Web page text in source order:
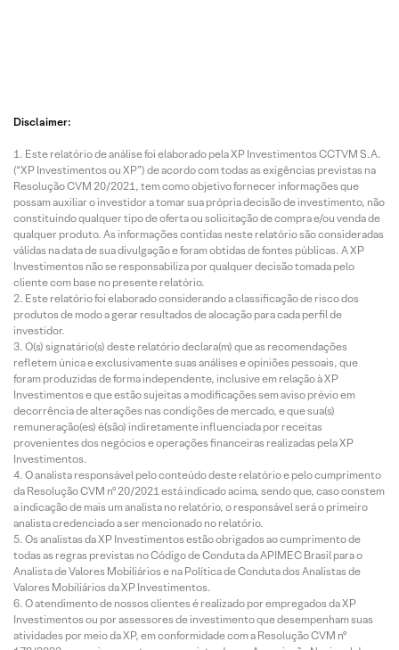
Disclaimer:
Este relatório de análise foi elaborado pela XP Investimentos CCTVM S.A.
(“XP Investimentos ou XP”) de acordo com todas as exigências previstas na
Resolução CVM 20/2021, tem como objetivo fornecer informações que
possam auxiliar o investidor a tomar sua própria decisão de investimento, não
constituindo qualquer tipo de oferta ou solicitação de compra e/ou venda de
qualquer produto. As informações contidas neste relatório são consideradas
válidas na data de sua divulgação e foram obtidas de fontes públicas. A XP
Investimentos não se responsabiliza por qualquer decisão tomada pelo
cliente com base no presente relatório.
Este relatório foi elaborado considerando a classificação de risco dos
produtos de modo a gerar resultados de alocação para cada perfil de
investidor.
O(s) signatário(s) deste relatório declara(m) que as recomendações
refletem única e exclusivamente suas análises e opiniões pessoais, que
foram produzidas de forma independente, inclusive em relação à XP
Investimentos e que estão sujeitas a modificações sem aviso prévio em
decorrência de alterações nas condições de mercado, e que sua(s)
remuneração(es) é(são) indiretamente influenciada por receitas
provenientes dos negócios e operações financeiras realizadas pela XP
Investimentos.
O analista responsável pelo conteúdo deste relatório e pelo cumprimento
da Resolução CVM nº 20/2021 está indicado acima, sendo que, caso constem
a indicação de mais um analista no relatório, o responsável será o primeiro
analista credenciado a ser mencionado no relatório.
Os analistas da XP Investimentos estão obrigados ao cumprimento de
todas as regras previstas no Código de Conduta da APIMEC Brasil para o
Analista de Valores Mobiliários e na Política de Conduta dos Analistas de
Valores Mobiliários da XP Investimentos.
O atendimento de nossos clientes é realizado por empregados da XP
Investimentos ou por assessores de investimento que desempenham suas
atividades por meio da XP, em conformidade com a Resolução CVM nº